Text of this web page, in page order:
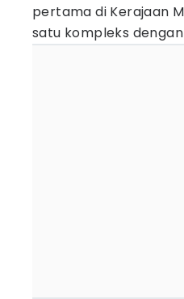
pertama di Kerajaan
satu kompleks